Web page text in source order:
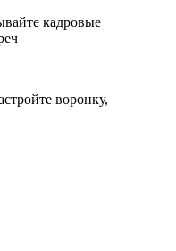
кадровые
воронку,